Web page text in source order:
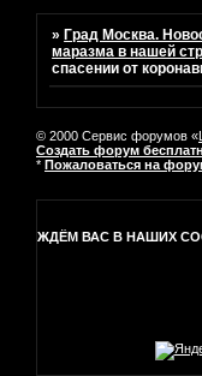
»Град Москва.
маразма в нашей
спасении от
© 2000 Сервис форумов «
Создать форум
* Пожаловаться на
ЖДЁМ ВАС В НАШИХ